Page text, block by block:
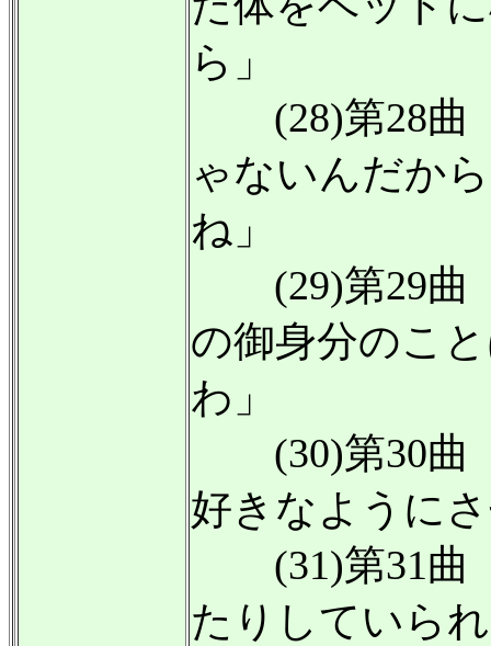
ら」
(28)第28曲
ゃないんだか
ね」
(29)第29曲
の御身分のこ
わ」
(30)第30曲
好きなように
(31)第31曲
たりしていら